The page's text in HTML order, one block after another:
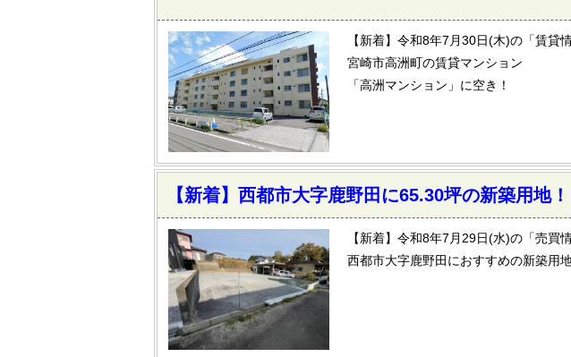
【新着】令和8年7月30日(木)の「賃貸
宮崎市高洲町の賃貸マンション
「高洲マンション」に空き！
【新着】西都市大字鹿野田に65.30坪の新築用地！
【新着】令和8年7月29日(水)の「売買
西都市大字鹿野田におすすめの新築用地